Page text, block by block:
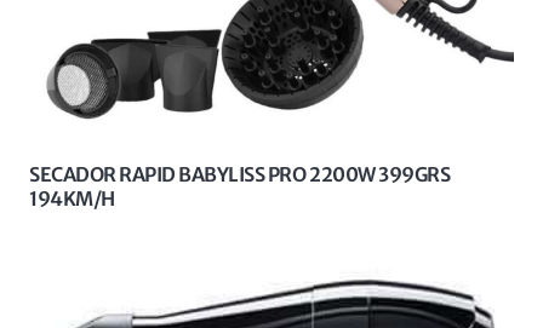
SECADOR RAPID BABYLISS PRO 2200W 399GRS
194KM/H